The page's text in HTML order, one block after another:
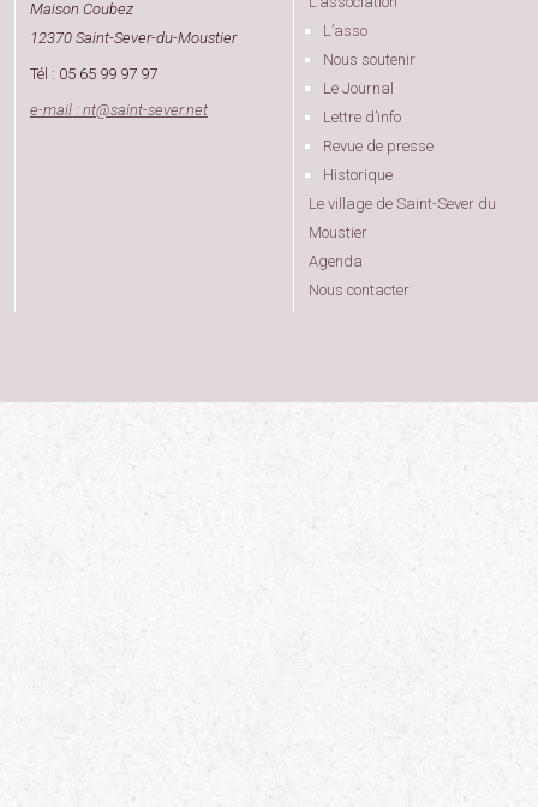
Maison Coubez
12370 Saint-Sever-du-Moustier
Tél : 05 65 99 97 97
e-mail : nt@saint-sever.net
L’asso
Nous soutenir
Le Journal
Lettre d’info
Revue de presse
Historique
Le village de Saint-Sever du
Moustier
Agenda
Nous contacter